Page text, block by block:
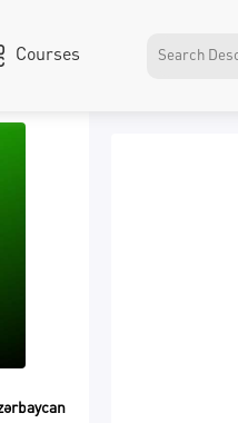
Courses